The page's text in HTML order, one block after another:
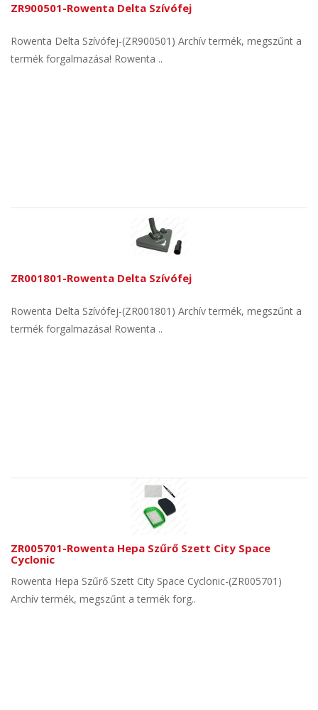
ZR900501-Rowenta Delta Szívófej
Rowenta Delta Szívófej-(ZR900501) Archív termék, megszűnt a
termék forgalmazása! Rowenta ..
ZR001801-Rowenta Delta Szívófej
Rowenta Delta Szívófej-(ZR001801) Archív termék, megszűnt a
termék forgalmazása! Rowenta ..
ZR005701-Rowenta Hepa Szűrő Szett City Space
Cyclonic
Rowenta Hepa Szűrő Szett City Space Cyclonic-(ZR005701)
Archív termék, megszűnt a termék forg..